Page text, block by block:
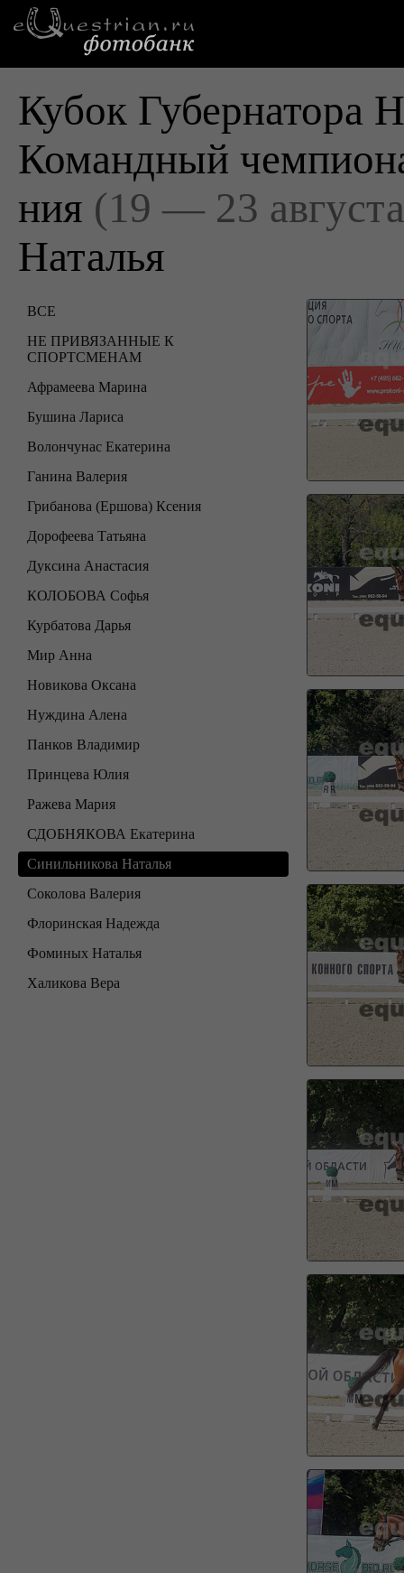
Кубок Губернатора
Командный
ния (19 — 23
Наталья
ВСЕ
НЕ ПРИВЯЗАННЫЕ К
СПОРТСМЕНАМ
Афрамеева Марина
Бушина Лариса
Волончунас Екатерина
Ганина Валерия
Грибанова (Ершова) Ксения
Дорофеева Татьяна
Дуксина Анастасия
КОЛОБОВА Софья
Курбатова Дарья
Мир Анна
Новикова Оксана
Нуждина Алена
Панков Владимир
Принцева Юлия
Ражева Мария
СДОБНЯКОВА Екатерина
Синильникова Наталья
Соколова Валерия
Флоринская Надежда
Фоминых Наталья
Халикова Вера